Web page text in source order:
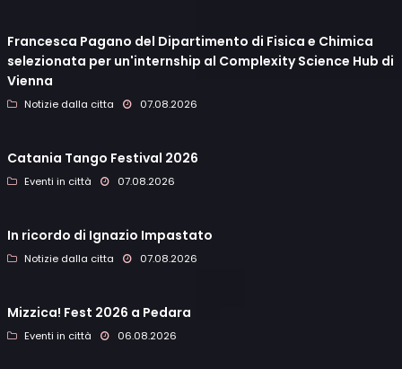
Francesca Pagano del Dipartimento di Fisica e Chimica
selezionata per un'internship al Complexity Science Hub di
Vienna
Notizie dalla citta 07.08.2026
Catania Tango Festival 2026
Eventi in città 07.08.2026
In ricordo di Ignazio Impastato
Notizie dalla citta 07.08.2026
Mizzica! Fest 2026 a Pedara
Eventi in città 06.08.2026